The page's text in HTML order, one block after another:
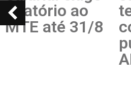
tema de
consulta